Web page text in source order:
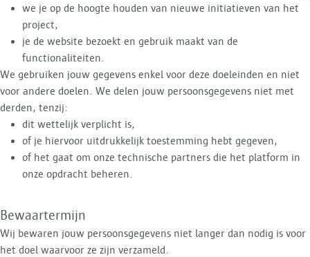
we je op de hoogte houden van nieuwe initiatieven van het
project,
je de website bezoekt en gebruik maakt van de
functionaliteiten.
We gebruiken jouw gegevens enkel voor deze doeleinden en niet
voor andere doelen. We delen jouw persoonsgegevens niet met
derden, tenzij:
dit wettelijk verplicht is,
of je hiervoor uitdrukkelijk toestemming hebt gegeven,
of het gaat om onze technische partners die het platform in
onze opdracht beheren.
Bewaartermijn
Wij bewaren jouw persoonsgegevens niet langer dan nodig is voor
het doel waarvoor ze zijn verzameld.